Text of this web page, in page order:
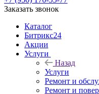
Заказать звонок
Каталог
Битрикс24
Акции
Услуги
Назад
Услуги
Ремонт и
Ремонт и